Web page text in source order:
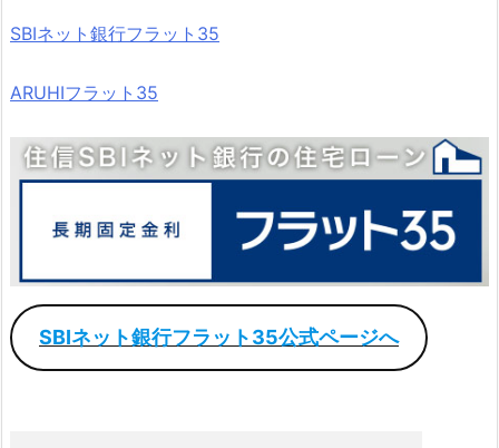
SBIネット銀行フラット35
ARUHIフラット35
SBIネット銀行フラット35公式ページへ